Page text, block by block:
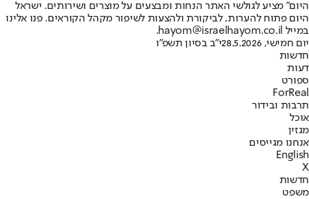
היום" מציע לגולשי האתר הנחות ומבצעים על מוצרים ושירותים. ישראל
היום פתוח להערות, לביקורת ולהצעות לשיפור מקהל הקוראים. פנו אלינו
במייל hayom@israelhayom.co.il.
יום חמישי, 28.5.2026
י"ב בסיון תשפ"ו
חדשות
דעות
ספורט
ForReal
תרבות ובידור
אוכל
מגזין
אנחנו מגייסים
English
X
חדשות
משפט